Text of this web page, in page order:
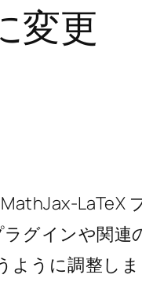
変更
LaTeX
グインや関連
ように調整し